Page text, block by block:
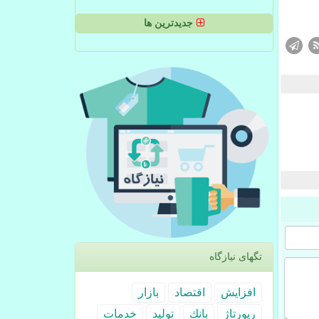
جدیدترین ها
تگهای نیازگاه
افزایش اقتصاد
بازار
رپورتاژ
بانك تولید خدمات